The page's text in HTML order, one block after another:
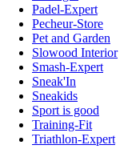
Padel-Expert
Pecheur-Store
Pet and Garden
Slowood Interior
Smash-Expert
Sneak'In
Sneakids
Sport is good
Training-Fit
Triathlon-Expert